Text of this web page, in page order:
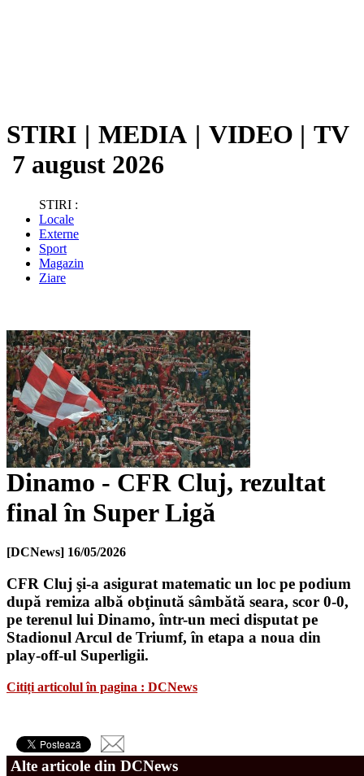
STIRI | MEDIA | VIDEO | TV
7 august 2026
STIRI :
Locale
Externe
Sport
Magazin
Ziare
Dinamo - CFR Cluj, rezultat
final în Super Ligă
[DCNews] 16/05/2026
CFR Cluj şi-a asigurat matematic un loc pe podium
după remiza albă obţinută sâmbătă seara, scor 0-0,
pe terenul lui Dinamo, într-un meci disputat pe
Stadionul Arcul de Triumf, în etapa a noua din
play-off-ul Superligii.
Citiți articolul în pagina : DCNews
Alte articole din DCNews